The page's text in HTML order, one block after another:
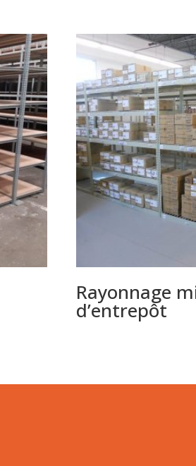
Rayonnage
d’entrepôt